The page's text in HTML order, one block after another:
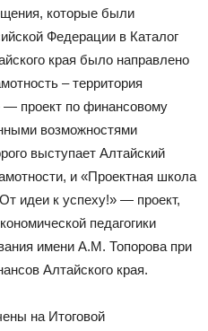
которые были
Федерации в Каталог
края было направлено
– территория
— проект по финансовому
возможностями
выступает Алтайский
и «Проектная школа
идеи к успеху!» — проект,
педагогики
имени А.М. Топорова при
Алтайского края.
на Итоговой